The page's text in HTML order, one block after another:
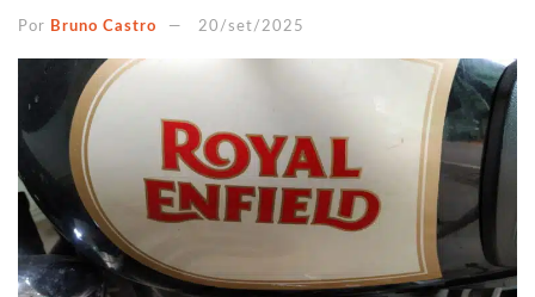
Por Bruno Castro 20/set/2025